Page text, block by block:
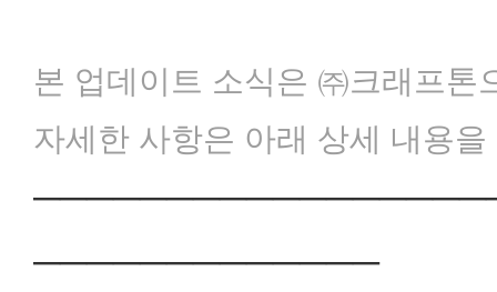
본 업데이트 소식은 ㈜크래프톤
자세한 사항은 아래 상세 내용
─────────────